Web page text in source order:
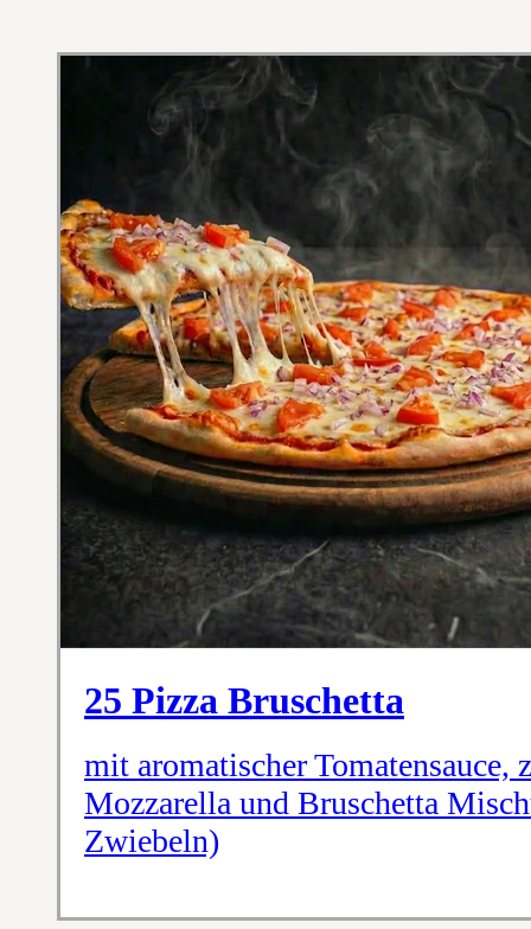
25 Pizza Bruschetta
mit aromatischer Tomatensauce,
Mozzarella und Bruschetta
Zwiebeln)